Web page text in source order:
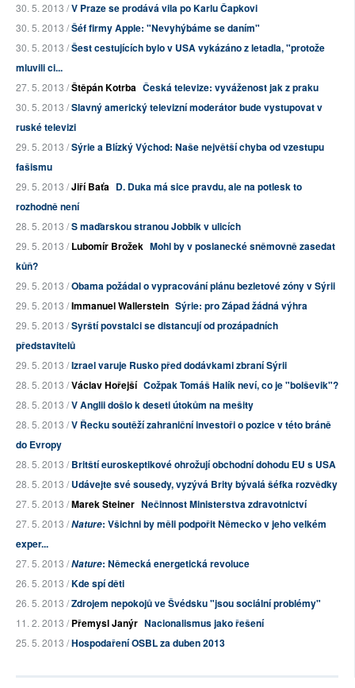
30. 5. 2013 /V Praze se prodává vila po Karlu Čapkovi
30. 5. 2013 /Šéf firmy Apple: "Nevyhýbáme se daním"
30. 5. 2013 /Šest cestujících bylo v USA vykázáno z letadla, "protože
mluvili ci...
27. 5. 2013 /Štěpán Kotrba Česká televize: vyváženost jak z praku
30. 5. 2013 /Slavný americký televizní moderátor bude vystupovat v
ruské televizi
29. 5. 2013 /Sýrie a Blízký Východ: Naše největší chyba od vzestupu
fašismu
29. 5. 2013 /Jiří Baťa D. Duka má sice pravdu, ale na potlesk to
rozhodně není
28. 5. 2013 /S maďarskou stranou Jobbik v ulicích
29. 5. 2013 /Lubomír Brožek Mohl by v poslanecké sněmovně zasedat
kůň?
29. 5. 2013 /Obama požádal o vypracování plánu bezletové zóny v Sýrii
29. 5. 2013 /Immanuel Wallerstein Sýrie: pro Západ žádná výhra
29. 5. 2013 /Syrští povstalci se distancují od prozápadních
představitelů
29. 5. 2013 /Izrael varuje Rusko před dodávkami zbraní Sýrii
28. 5. 2013 /Václav Hořejší Cožpak Tomáš Halík neví, co je "bolševik"?
28. 5. 2013 /V Anglii došlo k deseti útokům na mešity
28. 5. 2013 /V Řecku soutěží zahraniční investoři o pozice v této bráně
do Evropy
28. 5. 2013 /Britští euroskeptikové ohrožují obchodní dohodu EU s USA
28. 5. 2013 /Udávejte své sousedy, vyzývá Brity bývalá šéfka rozvědky
27. 5. 2013 /Marek Steiner Nečinnost Ministerstva zdravotnictví
27. 5. 2013 /Nature: Všichni by měli podpořit Německo v jeho velkém
exper...
27. 5. 2013 /Nature: Německá energetická revoluce
26. 5. 2013 /Kde spí děti
26. 5. 2013 /Zdrojem nepokojů ve Švédsku "jsou sociální problémy"
11. 2. 2013 /Přemysl Janýr Nacionalismus jako řešení
25. 5. 2013 /Hospodaření OSBL za duben 2013